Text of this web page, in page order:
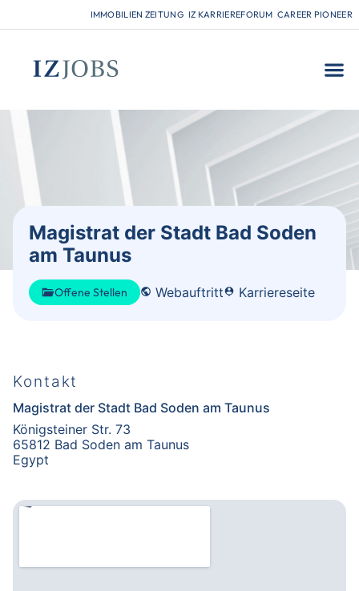
IMMOBILIEN ZEITUNG IZ KARRIEREFORUM CAREER PIONEER
Magistrat der Stadt Bad Soden
am Taunus
Offene Stellen Webauftritt Karriereseite
Kontakt
Magistrat der Stadt Bad Soden am Taunus
Königsteiner Str. 73
65812 Bad Soden am Taunus
Egypt